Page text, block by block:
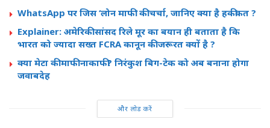
WhatsApp पर जिस ‘लोन माफी’ की चर्चा, जानिए क्या है हकीकत ?
Explainer: अमेरिकी सांसद रिले मूर का बयान ही बताता है कि
भारत को ज्यादा सख्त FCRA कानून की जरूरत क्यों है ?
क्या मेटा की माफी नाकाफी? निरंकुश बिग-टेक को अब बनाना होगा
जवाबदेह
और लोड करें